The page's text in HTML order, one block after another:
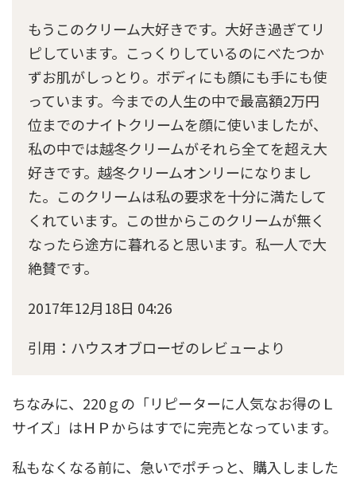
もうこのクリーム大好きです。大好き過ぎてリ
ピしています。こっくりしているのにべたつか
ずお肌がしっとり。ボディにも顔にも手にも使
っています。今までの人生の中で最高額2万円
位までのナイトクリームを顔に使いましたが、
私の中では越冬クリームがそれら全てを超え大
好きです。越冬クリームオンリーになりまし
た。このクリームは私の要求を十分に満たして
くれています。この世からこのクリームが無く
なったら途方に暮れると思います。私一人で大
絶賛です。
2017年12月18日 04:26
引用：ハウスオブローゼのレビューより
ちなみに、220ｇの「リピーターに人気なお得のＬ
サイズ」はＨＰからはすでに完売となっています。
私もなくなる前に、急いでポチっと、購入しました